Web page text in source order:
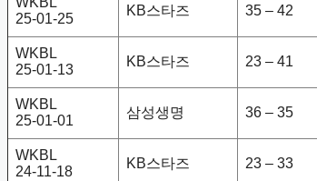
25-01-25
KB스타즈 35 – 42
WKBL
25-01-13
KB스타즈 23 – 41
WKBL
25-01-01
삼성생명 36 – 35
WKBL
24-11-18
KB스타즈 23 – 33